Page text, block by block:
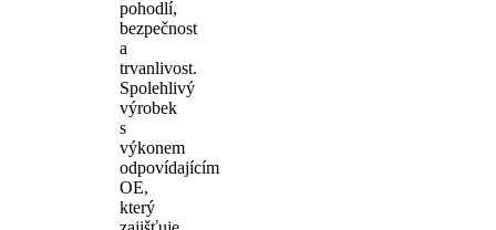
pohodlí,
bezpečnost
a
trvanlivost.
Spolehlivý
výrobek
s
výkonem
odpovídajícím
OE,
který